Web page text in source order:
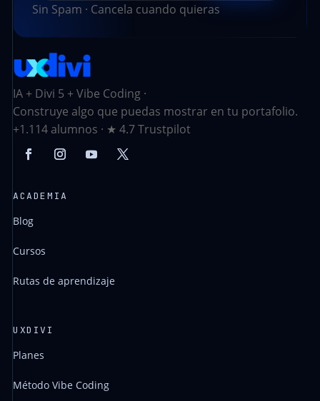
Sin Spam · Cancela cuando quieras
IA + Divi 5 + Vibe Coding ·
Construye algo que puedas mostrar en tu portafolio.
+1.114 alumnos · ★ 4.7 Trustpilot
ACADEMIA
Blog
Cursos
Rutas de aprendizaje
UXDIVI
Planes
Método Vibe Coding